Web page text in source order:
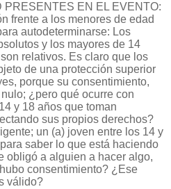
PRESENTES EN EL EVENTO:
frente a los menores de edad
autodeterminarse: Los
y los mayores de 14
relativos. Es claro que los
de una protección superior
porque su consentimiento,
¿pero qué ocurre con
y 18 años que toman
sus propios derechos?
un (a) joven entre los 14 y
saber lo que está haciendo
obligó a alguien a hacer algo,
consentimiento? ¿Ese
válido?